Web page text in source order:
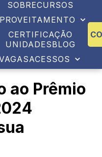
SOBRECURSOS
CERTIFICAÇÃO
UNIDADESBLOG
ACESSOS
ao Prêmio